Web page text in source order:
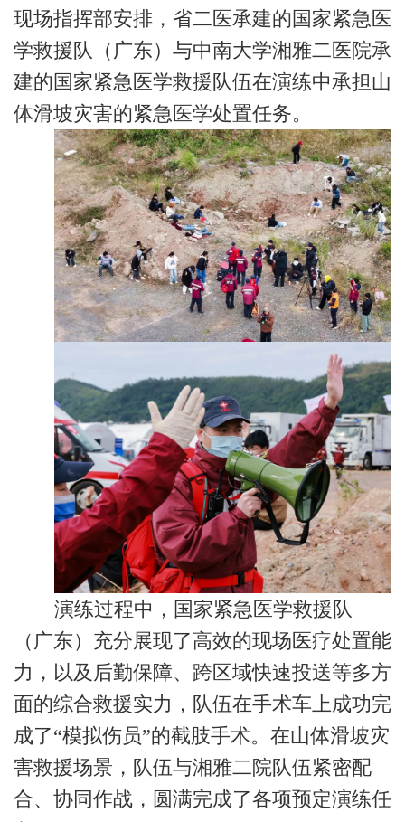
现场指挥部安排，省二医承建的国家紧急医
学救援队（广东）与中南大学湘雅二医院承
建的国家紧急医学救援队伍在演练中承担山
体滑坡灾害的紧急医学处置任务。
演练过程中，国家紧急医学救援队
（广东）充分展现了高效的现场医疗处置能
力，以及后勤保障、跨区域快速投送等多方
面的综合救援实力，队伍在手术车上成功完
成了“模拟伤员”的截肢手术。在山体滑坡灾
害救援场景，队伍与湘雅二院队伍紧密配
合、协同作战，圆满完成了各项预定演练任